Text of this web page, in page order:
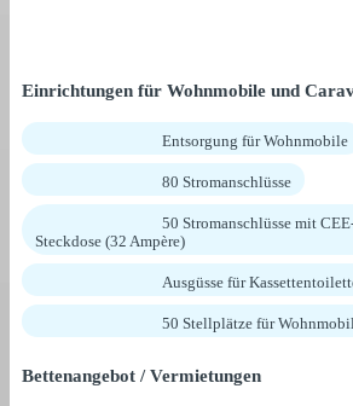
Einrichtungen für Wohnmobile und
Entsorgung für Wohnmobile
80 Stromanschlüsse
50 Stromanschlüsse mit
Steckdose (32 Ampère)
Ausgüsse für
50 Stellplätze für
Bettenangebot / Vermietungen